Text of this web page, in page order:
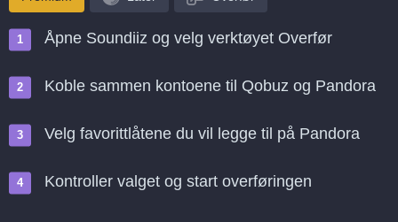
Åpne Soundiiz og velg verktøyet Overfør
Koble sammen kontoene til Qobuz og Pandora
Velg favorittlåtene du vil legge til på Pandora
Kontroller valget og start overføringen